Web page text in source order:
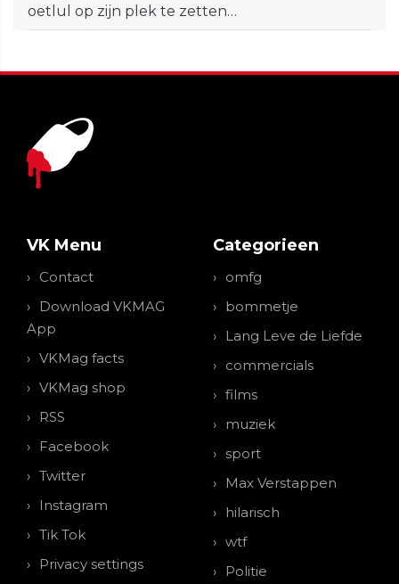
oetlul op zijn plek te zetten…
VK Menu
Contact
Download VKMAG
App
VKMag facts
VKMag shop
RSS
Facebook
Twitter
Instagram
Tik Tok
Privacy settings
Categorieen
omfg
bommetje
Lang Leve de Liefde
commercials
films
muziek
sport
Max Verstappen
hilarisch
wtf
Politie